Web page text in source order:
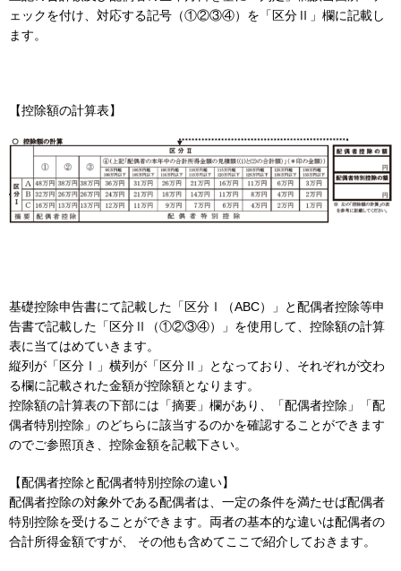
ェックを付け、対応する記号（①②③④）を「区分Ⅱ」欄に記載し
ます。
【控除額の計算表】
基礎控除申告書にて記載した「区分Ⅰ（ABC）」と配偶者控除等申
告書で記載した「区分Ⅱ（①②③④）」を使用して、控除額の計算
表に当てはめていきます。
縦列が「区分Ⅰ」横列が「区分Ⅱ」となっており、それぞれが交わ
る欄に記載された金額が控除額となります。
控除額の計算表の下部には「摘要」欄があり、「配偶者控除」「配
偶者特別控除」のどちらに該当するのかを確認することができます
のでご参照頂き、控除金額を記載下さい。
【配偶者控除と配偶者特別控除の違い】
配偶者控除の対象外である配偶者は、一定の条件を満たせば配偶者
特別控除を受けることができます。両者の基本的な違いは配偶者の
合計所得金額ですが、 その他も含めてここで紹介しておきます。